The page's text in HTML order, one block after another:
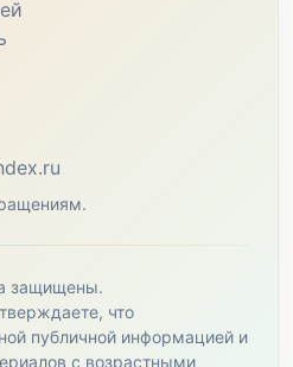
защищены.
что
публичной информацией и
с возрастными